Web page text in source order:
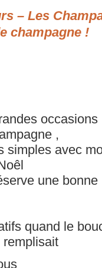
– Les
champagne !
,
simples avec
une
quand le
remplisait